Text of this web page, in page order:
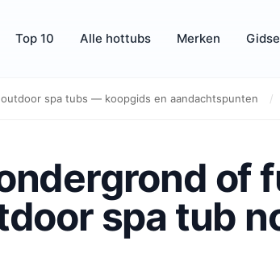
Top 10 Alle hottubs Merken
spa tubs — koopgids en aandachtspunten /
of
spa tub